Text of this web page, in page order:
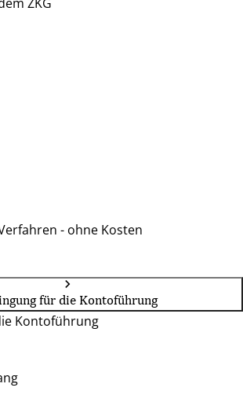
- ohne Kosten
für die Kontoführung
Kontoführung